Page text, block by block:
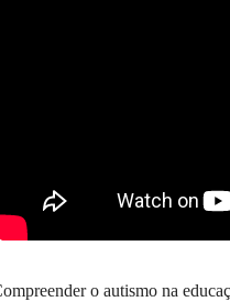
o autismo na